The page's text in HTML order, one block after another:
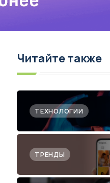
Читайте также
ТЕХНОЛОГИИ
ТРЕНДЫ